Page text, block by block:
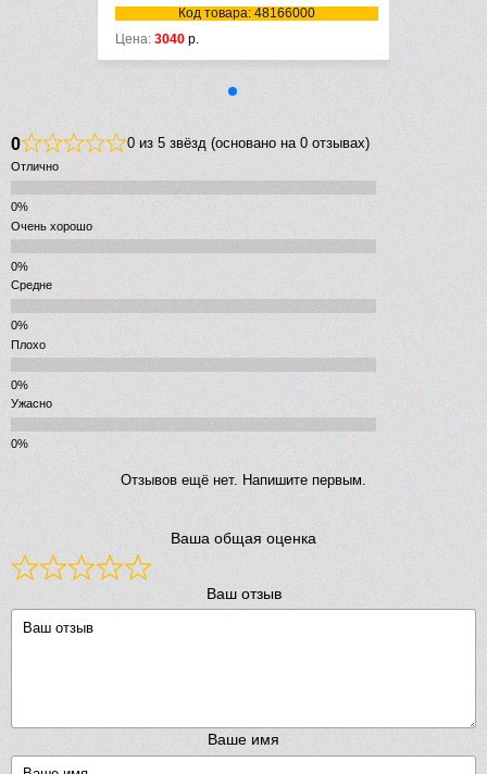
Код товара: 48166000
Цена:
0 0 из 5 звёзд (основано на 0 отзывах)
Отлично
Очень хорошо
Средне
Плохо
Ужасно
Отзывов ещё нет. Напишите первым.
Ваша общая оценка
Ваш отзыв
Ваше имя